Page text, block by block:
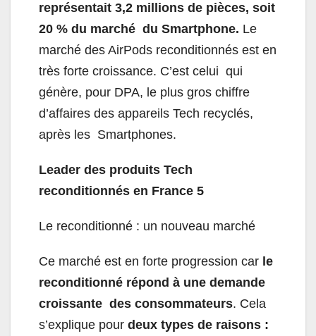
représentait 3,2 millions de pièces, soit
20 % du marché du Smartphone. Le
marché des AirPods reconditionnés est en
très forte croissance. C’est celui qui
génère, pour DPA, le plus gros chiffre
d’affaires des appareils Tech recyclés,
après les Smartphones.
Leader des produits Tech
reconditionnés en France 5
Le reconditionné : un nouveau marché
Ce marché est en forte progression car le
reconditionné répond à une demande
croissante des consommateurs. Cela
s’explique pour deux types de raisons :